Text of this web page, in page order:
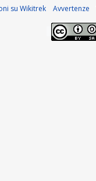
su Wikitrek Avvertenze